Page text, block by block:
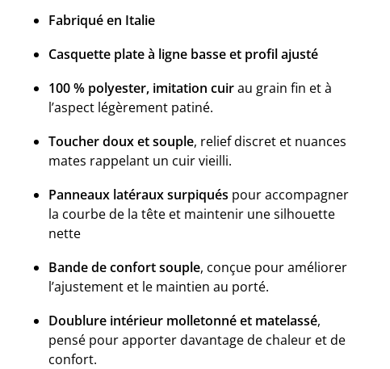
Fabriqué en Italie
Casquette plate à ligne basse et profil ajusté
100 % polyester, imitation cuirau grain fin et à
l’aspect légèrement patiné.
Toucher doux et souple, relief discret et nuances
mates rappelant un cuir vieilli.
Panneaux latéraux surpiqués pour accompagner
la courbe de la tête et maintenir une silhouette
nette
Bande de confort souple, conçue pour améliorer
l’ajustement et le maintien au porté.
Doublure intérieur molletonné et matelassé,
pensé pour apporter davantage de chaleur et de
confort.